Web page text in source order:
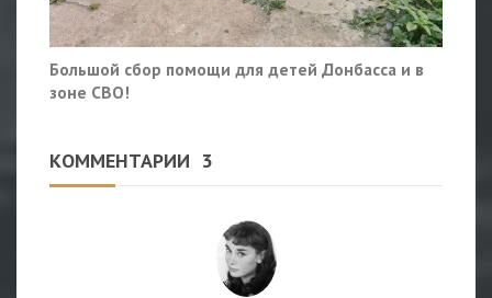
Большой сбор помощи для детей Донбасса и в
зоне СВО!
КОММЕНТАРИИ 3